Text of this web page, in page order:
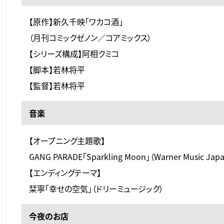
【原作】新久千映「ワカコ酒」
（月刊コミックゼノン／コアミックス）
【シリーズ構成】阿相クミコ
【脚本】若林将平
【監督】若林将平
音楽
【オープニング主題歌】
GANG PARADE「Sparkling Moon」（Warner Music
【エンディングテーマ】
栞寧「幸せの空気」（ドリーミュージック）
今夜のお店